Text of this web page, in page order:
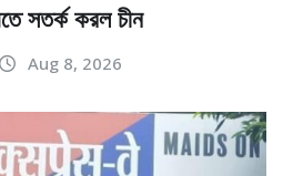
সতর্ক করল চীন
Aug 8, 2026